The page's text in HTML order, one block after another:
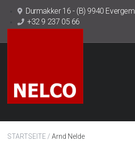
Durmakker 16 - (B) 9940 Evergem
+32 9 237 05 66
STARTSEITE / Arnd Nelde